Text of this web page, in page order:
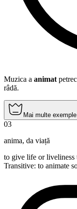
Muzica a animat
râdă.
Mai multe exemple
03
anima, da viață
to give life or
Transitive: to animate